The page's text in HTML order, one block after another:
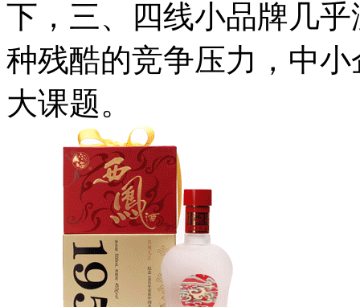
下，三、四线小品牌几
种残酷的竞争压力，中
大课题。